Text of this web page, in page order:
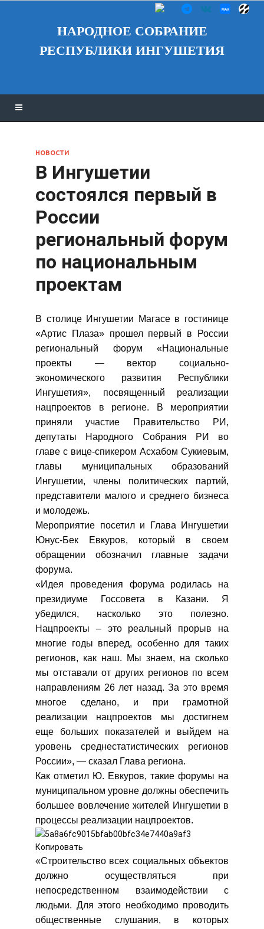
НАРОДНОЕ СОБРАНИЕ
РЕСПУБЛИКИ ИНГУШЕТИЯ
НОВОСТИ
В Ингушетии
состоялся первый в
России
региональный форум
по национальным
проектам
В столице Ингушетии Магасе в гостинице
«Артис Плаза» прошел первый в России
региональный форум «Национальные
проекты — вектор социально-
экономического развития Республики
Ингушетия», посвященный реализации
нацпроектов в регионе. В мероприятии
приняли участие Правительство РИ,
депутаты Народного Собрания РИ во
главе с вице-спикером Асхабом Сукиевым,
главы муниципальных образований
Ингушетии, члены политических партий,
представители малого и среднего бизнеса
и молодежь.
Мероприятие посетил и Глава Ингушетии
Юнус-Бек Евкуров, который в своем
обращении обозначил главные задачи
форума.
«Идея проведения форума родилась на
президиуме Госсовета в Казани. Я
убедился, насколько это полезно.
Нацпроекты – это реальный прорыв на
многие годы вперед, особенно для таких
регионов, как наш. Мы знаем, на сколько
мы отставали от других регионов по всем
направлениям 26 лет назад. За это время
многое сделано, и при грамотной
реализации нацпроектов мы достигнем
еще больших показателей и выйдем на
уровень среднестатистических регионов
России», — сказал Глава региона.
Как отметил Ю. Евкуров, такие форумы на
муниципальном уровне должны обеспечить
большее вовлечение жителей Ингушетии в
процессы реализации нацпроектов.
«Строительство всех социальных объектов
должно осуществляться при
непосредственном взаимодействии с
людьми. Для этого необходимо проводить
общественные слушания, в которых